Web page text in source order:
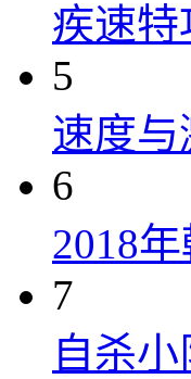
疾速特
5
速度与
6
2018
7
自杀小